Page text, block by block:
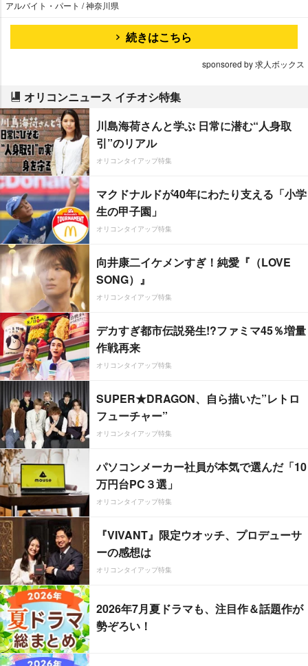
アルバイト・パート / 神奈川県
続きはこちら
sponsored by 求人ボックス
オリコンニュース イチオシ特集
川島海荷さんと学ぶ 日常に潜む“人身取
引”のリアル
オリコンタイアップ特集
マクドナルドが40年にわたり支える「小学
生の甲子園」
オリコンタイアップ特集
向井康二イケメンすぎ！純愛『（LOVE
SONG）』
オリコンタイアップ特集
デカすぎ都市伝説発生!?ファミマ45％増量
作戦再来
オリコンタイアップ特集
SUPER★DRAGON、自ら描いた”レトロ
フューチャー”
オリコンタイアップ特集
パソコンメーカー社員が本気で選んだ「10
万円台PC３選」
オリコンタイアップ特集
『VIVANT』限定ウオッチ、プロデューサ
ーの感想は
オリコンタイアップ特集
2026年7月夏ドラマも、注目作＆話題作が
勢ぞろい！